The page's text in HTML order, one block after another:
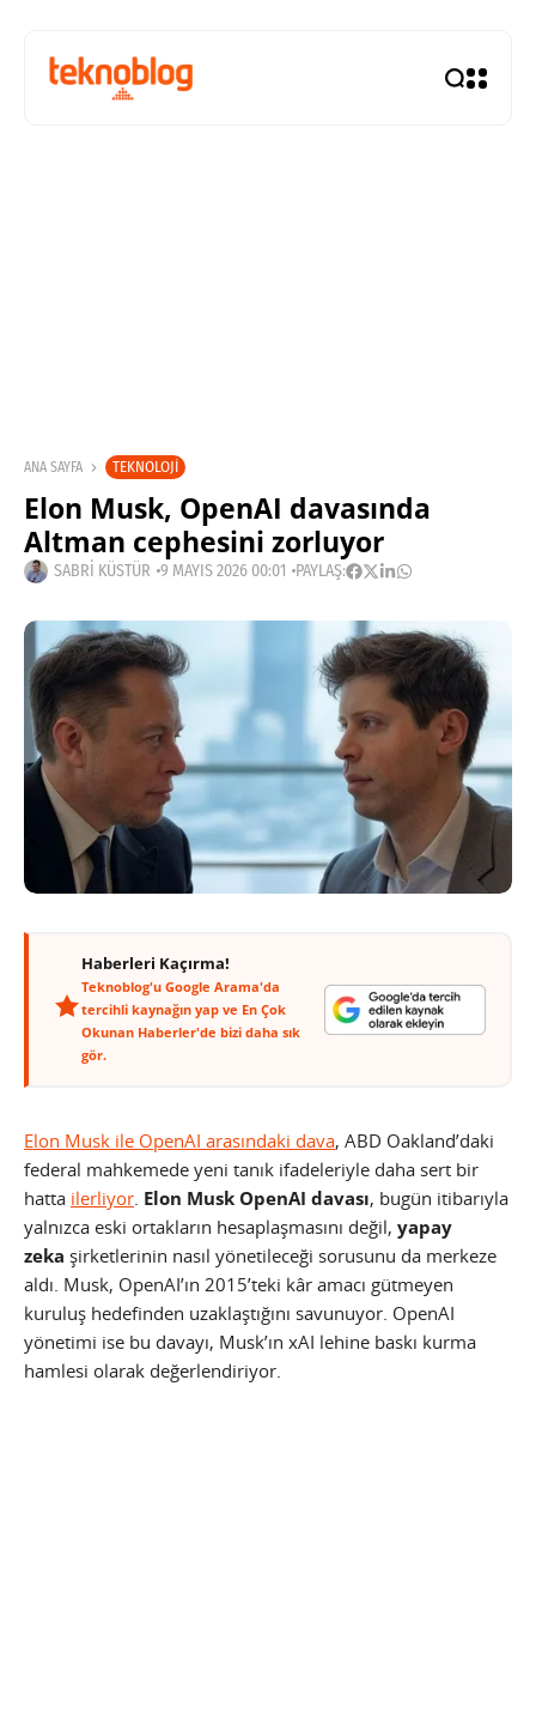
ANA SAYFA TEKNOLOJI
Elon Musk, OpenAI davasında
Altman cephesini zorluyor
SABRI KÜSTÜR 9 MAYIS 2026 00:01 PAYLAŞ:
Haberleri Kaçırma!
Teknoblog'u Google Arama'da
tercihli kaynağın yap ve En Çok
Okunan Haberler'de bizi daha sık
gör.
Elon Musk ile OpenAI arasındaki dava, ABD Oakland’daki
federal mahkemede yeni tanık ifadeleriyle daha sert bir
hatta ilerliyor. Elon Musk OpenAI davası, bugün itibarıyla
yalnızca eski ortakların hesaplaşmasını değil, yapay
zeka şirketlerinin nasıl yönetileceği sorusunu da merkeze
aldı. Musk, OpenAI’ın 2015’teki kâr amacı gütmeyen
kuruluş hedefinden uzaklaştığını savunuyor. OpenAI
yönetimi ise bu davayı, Musk’ın xAI lehine baskı kurma
hamlesi olarak değerlendiriyor.